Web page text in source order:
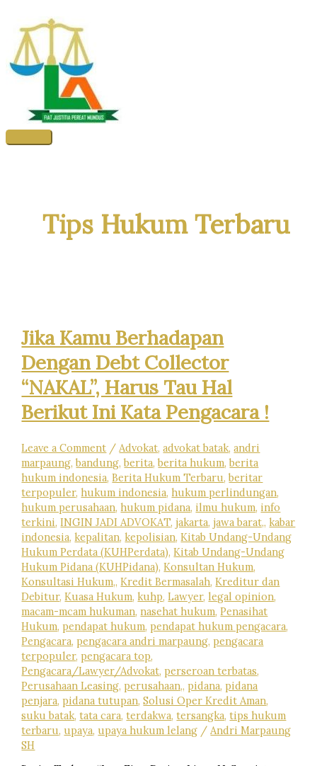
content
Main
Tips Hukum Terbaru
Jika Kamu Berhadapan
Dengan Debt Collector
“NAKAL”, Harus Tau Hal
Berikut Ini Kata Pengacara !
Leave a Comment / Advokat,advokat batak,andri
marpaung,bandung,berita,berita hukum,berita
hukum indonesia,Berita Hukum Terbaru,beritar
terpopuler,hukum indonesia,hukum perlindungan,
hukum perusahaan,hukum pidana, ilmu hukum, info
terkini,INGIN JADI ADVOKAT,jakarta,jawa barat,,kabar
indonesia,kepalitan,kepolisian,Kitab Undang-Undang
Hukum Perdata (KUHPerdata),Kitab Undang-Undang
Hukum Pidana (KUHPidana),Konsultan Hukum,
Konsultasi Hukum,,Kredit Bermasalah,Kreditur dan
Debitur,Kuasa Hukum,kuhp,Lawyer,legal opinion,
macam-mcam hukuman,nasehat hukum,Penasihat
Hukum,pendapat hukum,pendapat hukum pengacara,
Pengacara,pengacara andri marpaung,pengacara
terpopuler,pengacara top,
Pengacara/Lawyer/Advokat,perseroan terbatas,
Perusahaan Leasing,perusahaan,,pidana,pidana
penjara,pidana tutupan,Solusi Oper Kredit Aman,
suku batak,tata cara,terdakwa,tersangka,tips hukum
terbaru,upaya,upaya hukum lelang / Andri Marpaung
SH